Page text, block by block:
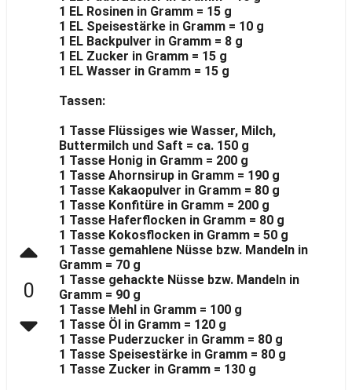
0
1 EL Rosinen in Gramm = 15 g
1 EL Speisestärke in Gramm = 10 g
1 EL Backpulver in Gramm = 8 g
1 EL Zucker in Gramm = 15 g
1 EL Wasser in Gramm = 15 g
Tassen:
1 Tasse Flüssiges wie Wasser, Milch,
Buttermilch und Saft = ca. 150 g
1 Tasse Honig in Gramm = 200 g
1 Tasse Ahornsirup in Gramm = 190 g
1 Tasse Kakaopulver in Gramm = 80 g
1 Tasse Konfitüre in Gramm = 200 g
1 Tasse Haferflocken in Gramm = 80 g
1 Tasse Kokosflocken in Gramm = 50 g
1 Tasse gemahlene Nüsse bzw. Mandeln in
Gramm = 70 g
1 Tasse gehackte Nüsse bzw. Mandeln in
Gramm = 90 g
1 Tasse Mehl in Gramm = 100 g
1 Tasse Öl in Gramm = 120 g
1 Tasse Puderzucker in Gramm = 80 g
1 Tasse Speisestärke in Gramm = 80 g
1 Tasse Zucker in Gramm = 130 g